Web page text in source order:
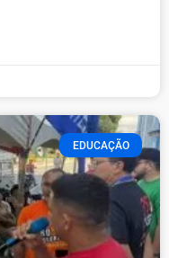
EDUCAÇÃO